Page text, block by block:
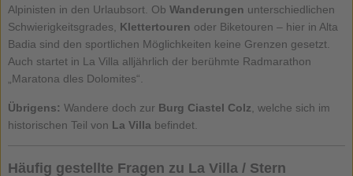
Alpinisten in den Urlaubsort. Ob Wanderungen unterschiedlichen
Schwierigkeitsgrades, Klettertouren oder Biketouren – hier in Alta
Badia sind den sportlichen Möglichkeiten keine Grenzen gesetzt.
Auch startet in La Villa alljährlich der berühmte Radmarathon
„Maratona dles Dolomites“.
Übrigens: Wandere doch zur Burg Ciastel Colz, welche sich im
historischen Teil von La Villabefindet.
Häufig gestellte Fragen zu La Villa / Stern